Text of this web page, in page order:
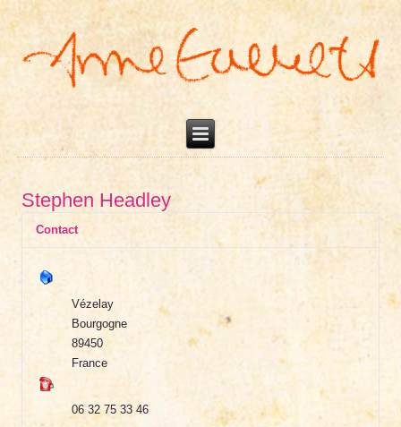
Stephen Headley
Contact
Vézelay
Bourgogne
89450
France
06 32 75 33 46